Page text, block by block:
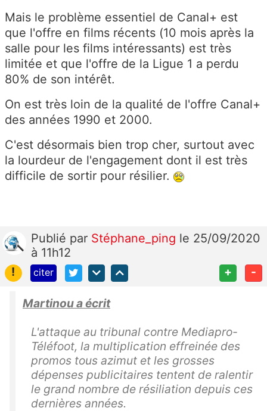
Mais le problème essentiel de Canal+ est
que l'offre en films récents (10 mois après la
salle pour les films intéressants) est très
limitée et que l'offre de la Ligue 1 a perdu
80% de son intérêt.
On est très loin de la qualité de l'offre Canal+
des années 1990 et 2000.
C'est désormais bien trop cher, surtout avec
la lourdeur de l'engagement dont il est très
difficile de sortir pour résilier.
Publié par Stéphane_ping le 25/09/2020
à 11h12
!
citer + -
Martinou a écrit
L'attaque au tribunal contre Mediapro-
Téléfoot, la multiplication effreinée des
promos tous azimut et les grosses
dépenses publicitaires tentent de ralentir
le grand nombre de résiliation depuis ces
dernières années.